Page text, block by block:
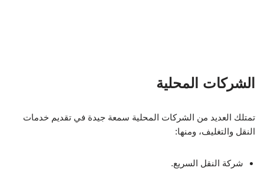
شركة المدينة المنورة للنقل.